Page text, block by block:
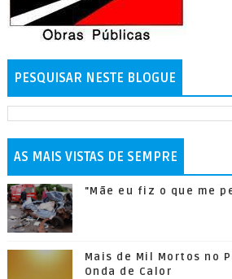
PESQUISAR NESTE BLOGUE
AS MAIS VISTAS DE SEMPRE
"Mãe eu fiz o que me
Mais de Mil Mortos no
Onda de Calor